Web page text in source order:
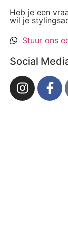
Heb je een
wil je
Stuur ons
Social